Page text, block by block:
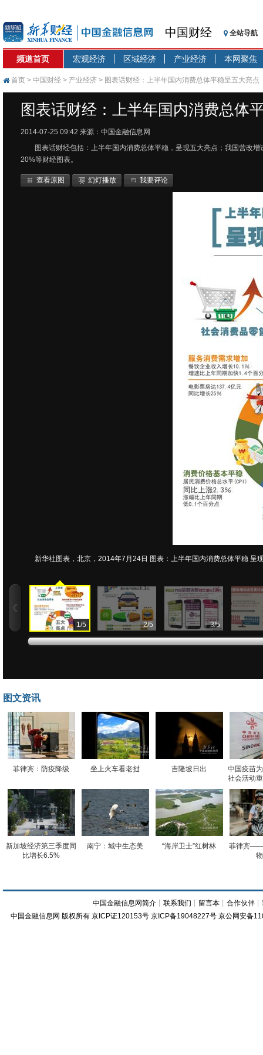
中国财经 全站导航
频道首页 宏观经济 区域经济 产业经济 本网聚焦
首页 > 中国财经 > 产业经济 > 图表话财经：上半年国内消费总体平稳呈五大亮点
图表话财经：上半年国内消费总体
2014-07-25 09:42 来源：中国金融信息网
图表话财经包括：上半年国内消费总体平稳，呈现五大亮点；我国营改
20%等财经图表。
查看原图 幻灯播放 我要评论
新华社图表，北京，2014年7月24日 图表：上半年国内消费总体平稳 呈
1/5 2/5 3/5
图文资讯
菲律宾：防疫降级 坐上火车看老挝 吉隆坡日出
中国疫苗
社会活动
新加坡经济第三季度同
比增长6.5%
南宁：城中生态美 “海岸卫士”红树林
菲律宾
中国金融信息网简介 ┊联系我们 ┊ 留言本 ┊合作伙伴 ┊
中国金融信息网 版权所有 京ICP证120153号 京ICP备19048227号 京公网安备